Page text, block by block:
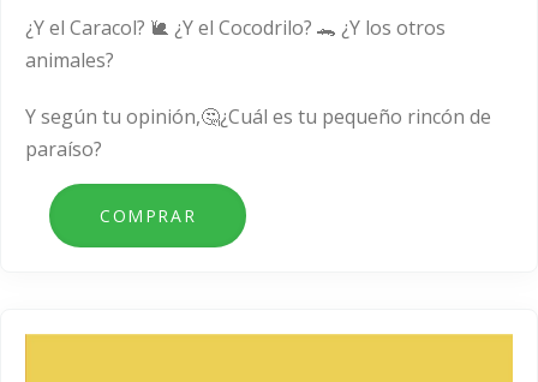
¿Y el Caracol? 🐌 ¿Y el Cocodrilo? 🐊 ¿Y los otros
animales?
Y según tu opinión,🤔¿Cuál es tu pequeño rincón de
paraíso?